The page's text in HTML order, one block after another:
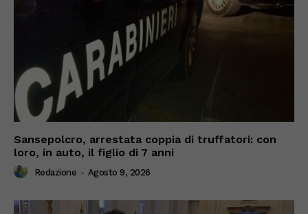
Sansepolcro, arrestata coppia di truffatori: con
loro, in auto, il figlio di 7 anni
Redazione - Agosto 9, 2026